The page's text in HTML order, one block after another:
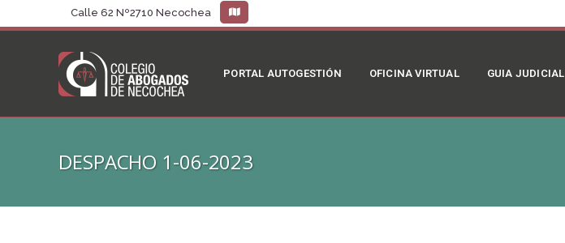
Calle 62 Nº2710 Necochea
PORTAL AUTOGESTIÓN OFICINA VIRTUAL GUIA JUDICIAL
DESPACHO 1-06-2023